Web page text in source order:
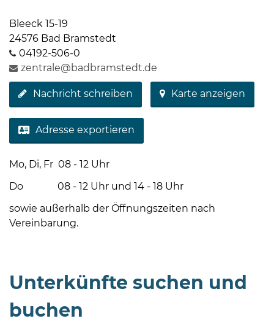
bramstedt.de
Bleeck 15-19
24576 Bad Bramstedt
04192-506-0
zentrale@badbramstedt.de
Nachricht schreiben Karte anzeigen
Adresse exportieren
Mo, Di, Fr 08 - 12 Uhr
Do 08 - 12 Uhr und 14 - 18 Uhr
sowie außerhalb der Öffnungszeiten nach
Vereinbarung.
Unterkünfte suchen und
buchen